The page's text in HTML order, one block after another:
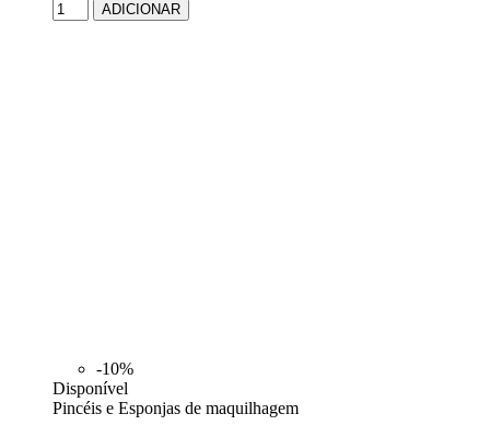
ADICIONAR
-10%
Disponível
Pincéis e Esponjas de maquilhagem